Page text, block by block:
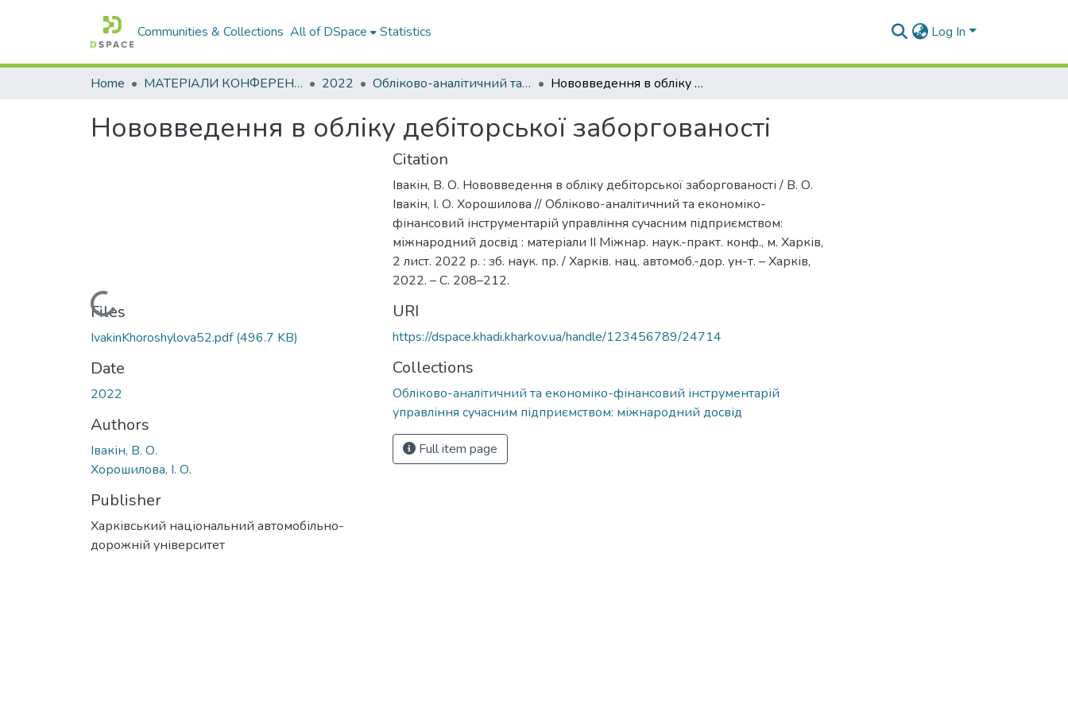
Communities & Collections All of DSpace Statistics Log In
Home МАТЕРІАЛИ КОНФЕРЕНЦІЙ 2022 Обліково-аналітичний та економіко-фінансовий інструментарій управління сучасним підприємством: міжнародний досвід Нововведення в обліку дебіторської заборгованості
Нововведення в обліку дебіторської заборгованості
Loading...
Files
IvakinKhoroshylova52.pdf(496.7 KB)
Date
2022
Authors
Івакін, В. О.
Хорошилова, І. О.
Publisher
Харківський національний автомобільно-
дорожній університет
Citation
Івакін, В. О. Нововведення в обліку дебіторської заборгованості / В. О.
Івакін, І. О. Хорошилова // Обліково-аналітичний та економіко-
фінансовий інструментарій управління сучасним підприємством:
міжнародний досвід : матеріали ІІ Міжнар. наук.-практ. конф., м. Харків,
2 лист. 2022 р. : зб. наук. пр. / Харків. нац. автомоб.-дор. ун-т. – Харків,
2022. – С. 208–212.
URI
https://dspace.khadi.kharkov.ua/handle/123456789/24714
Collections
Обліково-аналітичний та економіко-фінансовий інструментарій
управління сучасним підприємством: міжнародний досвід
Full item page